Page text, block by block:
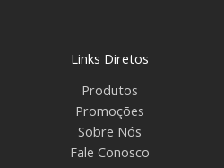
Links Diretos
Produtos
Promoções
Sobre Nós
Fale Conosco